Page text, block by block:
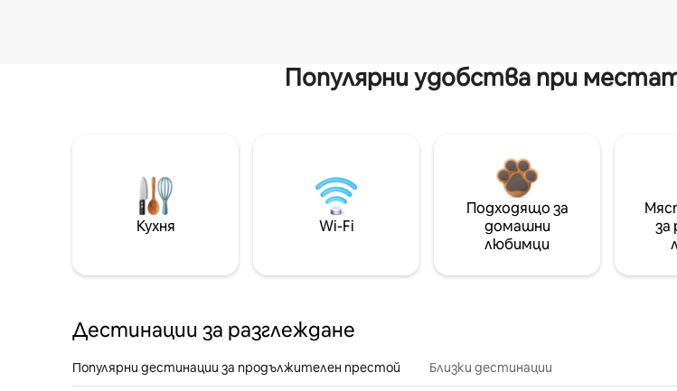
Популярни удобства при
Кухня Wi-Fi
Подходящо за
домашни
любимци
за
Дестинации за разглеждане
Популярни дестинации за продължителен престой Близки дестинации